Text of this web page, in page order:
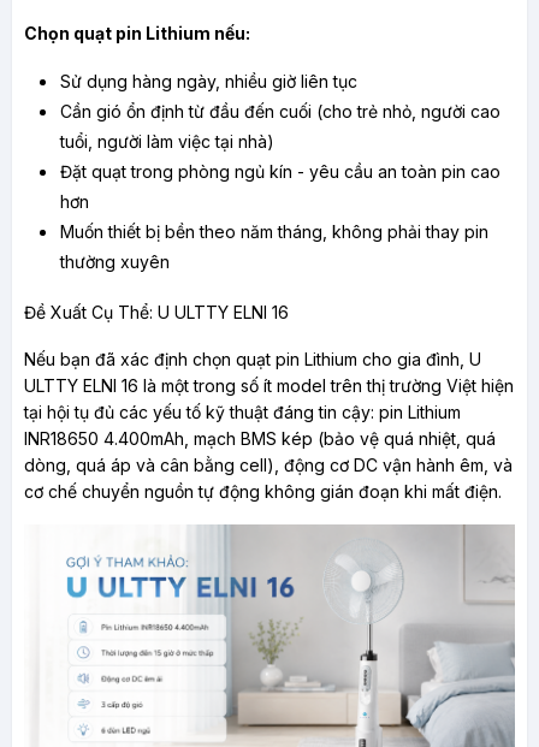
Chọn quạt pin Lithium nếu:
Sử dụng hàng ngày, nhiều giờ liên tục
Cần gió ổn định từ đầu đến cuối (cho trẻ nhỏ, người cao
tuổi, người làm việc tại nhà)
Đặt quạt trong phòng ngủ kín - yêu cầu an toàn pin cao
hơn
Muốn thiết bị bền theo năm tháng, không phải thay pin
thường xuyên
Đề Xuất Cụ Thể: U ULTTY ELNI 16
Nếu bạn đã xác định chọn quạt pin Lithium cho gia đình, U
ULTTY ELNI 16 là một trong số ít model trên thị trường Việt hiện
tại hội tụ đủ các yếu tố kỹ thuật đáng tin cậy: pin Lithium
INR18650 4.400mAh, mạch BMS kép (bảo vệ quá nhiệt, quá
dòng, quá áp và cân bằng cell), động cơ DC vận hành êm, và
cơ chế chuyển nguồn tự động không gián đoạn khi mất điện.